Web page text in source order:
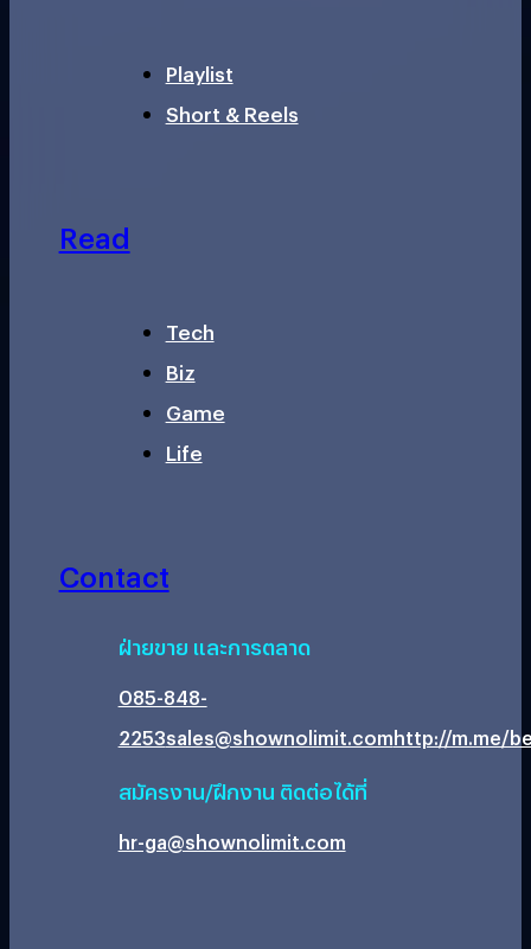
Playlist
Short & Reels
Read
Tech
Biz
Game
Life
Contact
ฝ่ายขาย และการตลาด
085-848-
2253sales@shownolimit.comhttp://m.me/
สมัครงาน/ฝึกงาน ติดต่อได้ที่
hr-ga@shownolimit.com